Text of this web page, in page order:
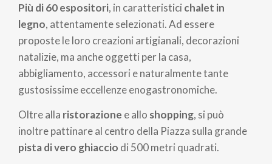
Più di 60 espositori, in caratteristici chalet in
legno, attentamente selezionati. Ad essere
proposte le loro creazioni artigianali, decorazioni
natalizie, ma anche oggetti per la casa,
abbigliamento, accessori e naturalmente tante
gustosissime eccellenze enogastronomiche.
Oltre alla ristorazione e allo shopping, si può
inoltre pattinare al centro della Piazza sulla grande
pista di vero ghiaccio di 500 metri quadrati.